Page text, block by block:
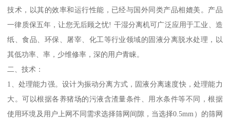
技术，以其的效率和运行性能，已经与国外同类产品相媲美。产品
一律质保五年，让您无后顾之忧! 干湿分离机可广泛应用于工业、造
纸、食品、环保、屠宰、化工等行业领域的固液分离脱水处理，以
其低功率、率，少维修率，深的用户青睐。
二、技术：
1、处理能力强。设计为振动分离方式，固液分离速度快，处理能力
大。可以根据各养猪场的污液含渣量条件、用水条件等不同，根据
使用环境及用户上网不同需求选择筛网间隙，当选择0.5mm）的筛网